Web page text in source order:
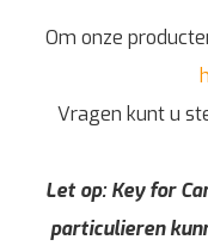
Om onze
Vragen kunt u
Let op: Key for
particulieren